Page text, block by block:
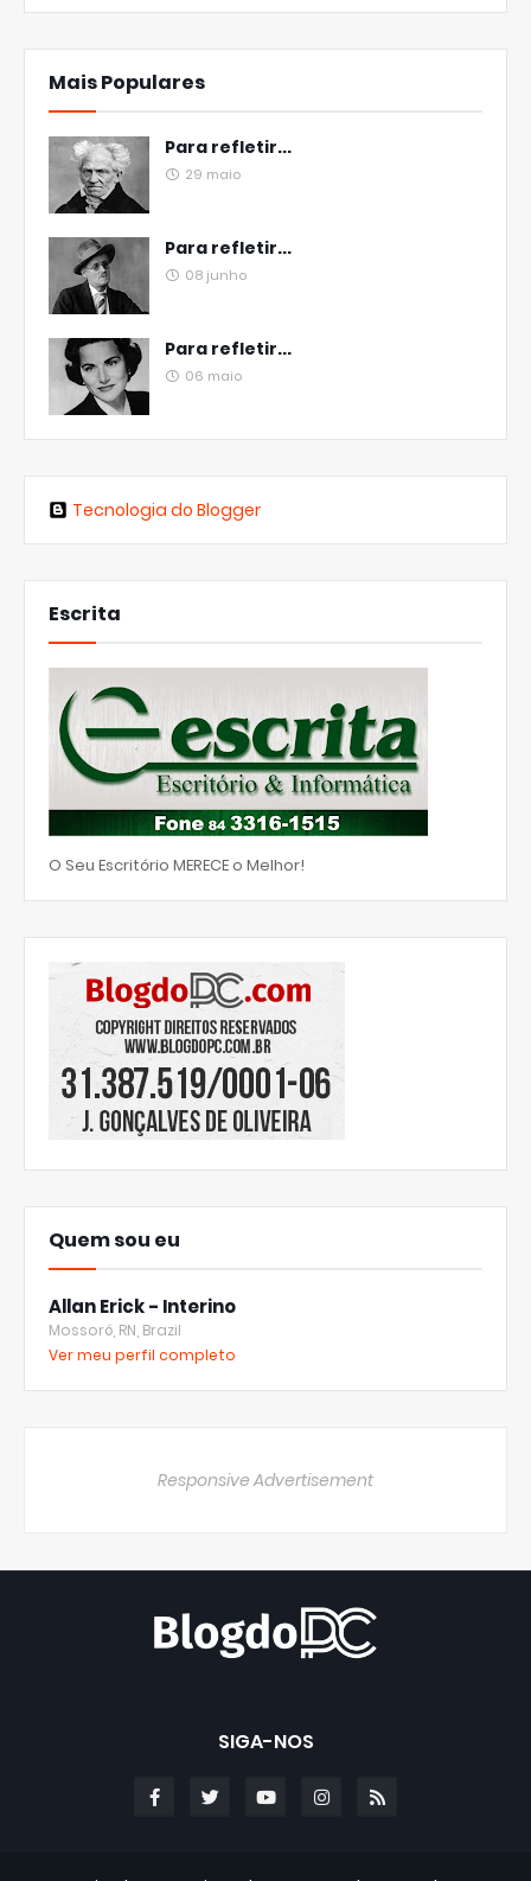
Mais Populares
Para refletir...
29 maio
Para refletir...
08 junho
Para refletir...
06 maio
Tecnologia do Blogger
Escrita
O Seu Escritório MERECE o Melhor!
Quem sou eu
Allan Erick - Interino
Mossoró, RN, Brazil
Ver meu perfil completo
Responsive Advertisement
SIGA-NOS